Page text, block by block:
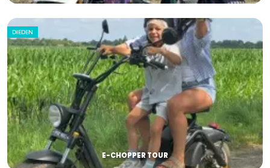
DIEDEN
E-CHOPPER TOUR